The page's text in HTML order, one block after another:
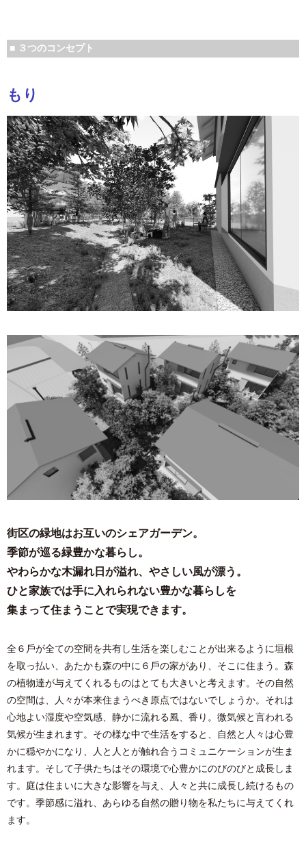
■ ３つのコンセプト
もり
街区の緑地はお互いのシェアガーデン。
季節が巡る緑豊かな暮らし。
やわらかな⽊漏れ⽇が溢れ、やさしい⾵が漂う。
ひと家族では⼿に⼊れられない豊かな暮らしを
集まって住まうことで実現できます。
全６⼾が全ての空間を共有し⽣活を楽しむことが出来るように垣根
を取っ払い、あたかも森の中に６⼾の家があり、そこに住まう。森
の植物達が与えてくれるものはとても⼤きいと考えます。その⾃然
の空間は、⼈々が本来住まうべき原点ではないでしょうか。それは
⼼地よい湿度や空気感、静かに流れる⾵、⾹り。微気候と⾔われる
気候が⽣まれます。その様な中で⽣活をすると、⾃然と⼈々は⼼豊
かに穏やかになり、⼈と⼈とが触れ合うコミュニケーションが⽣ま
れます。そして⼦供たちはその環境で⼼豊かにのびのびと成⻑しま
す。庭は住まいに⼤きな影響を与え、⼈々と共に成⻑し続けるもの
です。季節感に溢れ、あらゆる⾃然の贈り物を私たちに与えてくれ
ます。